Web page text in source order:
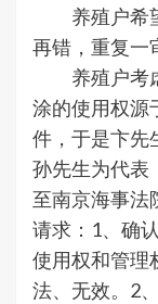
养殖户希望
再错，重复一
养殖户考虑
涂的使用权源
件，于是卞先
孙先生为代表
至南京海事法
请求：1、确
使用权和管理
法、无效。2